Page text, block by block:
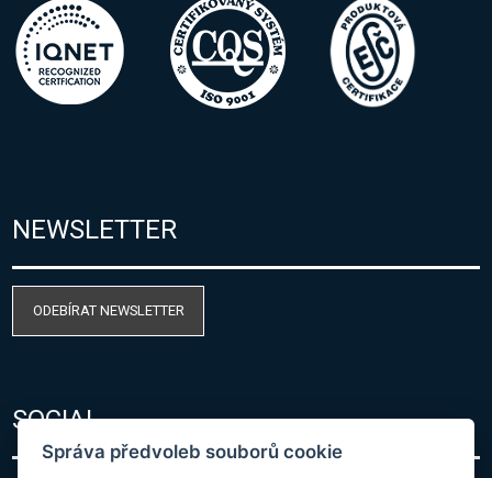
NEWSLETTER
ODEBÍRAT NEWSLETTER
SOCIAL
Správa předvoleb souborů cookie